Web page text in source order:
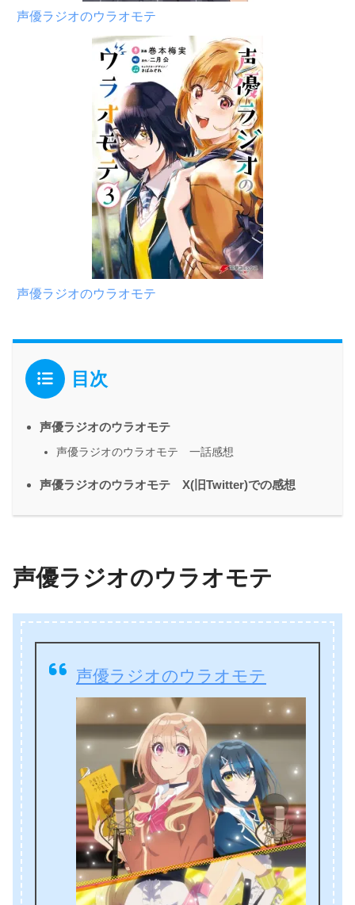
声優ラジオのウラオモテ
声優ラジオのウラオモテ
目次
声優ラジオのウラオモテ
声優ラジオのウラオモテ 一話感想
声優ラジオのウラオモテ X(旧Twitter)での感想
声優ラジオのウラオモテ
声優ラジオのウラオモテ